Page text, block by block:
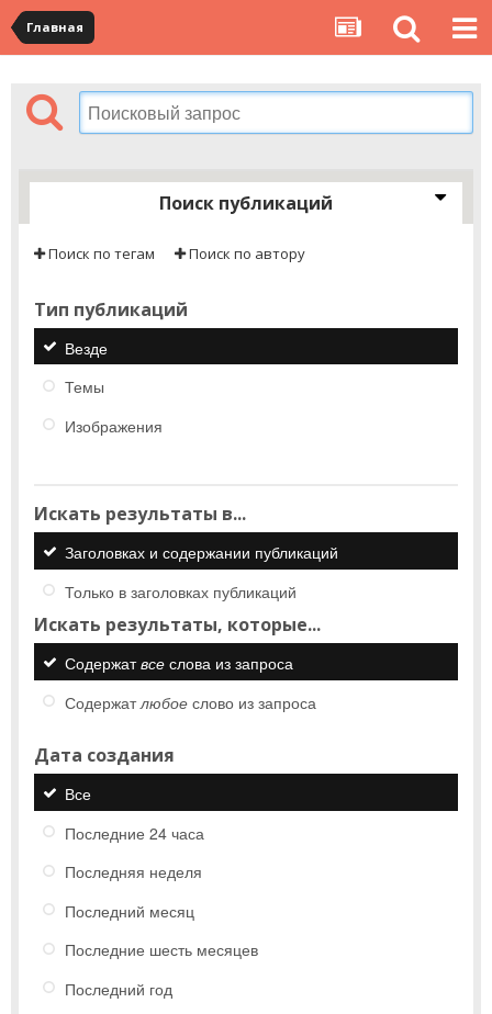
Главная
Поиск публикаций
Поиск по тегам Поиск по автору
Тип публикаций
Везде
Темы
Изображения
Искать результаты в...
Заголовках и содержании публикаций
Только в заголовках публикаций
Искать результаты, которые...
Содержатвсе слова из запроса
Содержатлюбое слово из запроса
Дата создания
Все
Последние 24 часа
Последняя неделя
Последний месяц
Последние шесть месяцев
Последний год